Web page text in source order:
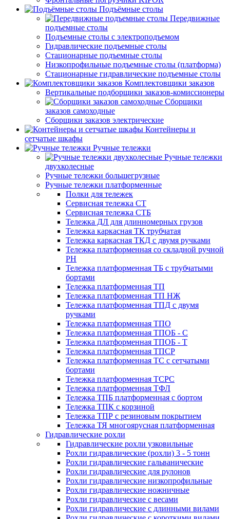
Подъёмные столы
Передвижные
подъемные столы
Подъемные столы с электроподъемом
Гидравлические подъемные столы
Стационарные подъемные столы
Низкопрофильные подъемные столы (платформа)
Стационарные гидравлические подъемные столы
Комплектовщики заказов
Вертикальные подборщики заказов-комиссионеры
Сборщики
заказов самоходные
Сборщики заказов электрические
Контейнеры и
сетчатые шкафы
Ручные тележки
Ручные тележки
двухколесные
Ручные тележки большегрузные
Ручные тележки платформенные
Полки для тележек
Сервисная тележка СТ
Сервисная тележка СТБ
Тележка ДЛ для длинномерных грузов
Тележка каркасная ТК трубчатая
Тележка каркасная ТКД с двумя ручками
Тележка платформенная со складной ручной
PH
Тележка платформенная ТБ с трубчатыми
бортами
Тележка платформенная ТП
Тележка платформенная ТП НЖ
Тележка платформенная ТПД с двумя
ручками
Тележка платформенная ТПО
Тележка платформенная ТПОБ - С
Тележка платформенная ТПОБ - Т
Тележка платформенная ТПСР
Тележка платформенная ТС с сетчатыми
бортами
Тележка платформенная ТСРС
Тележка платформенная ТФЛ
Тележка ТПБ платформенная с бортом
Тележка ТПК с корзиной
Тележка ТПР с резиновым покрытием
Тележка ТЯ многоярусная платформенная
Гидравлические рохли
Гидравлические рохли узковильные
Рохли гидравлические (рохли) 3 - 5 тонн
Рохли гидравлические гальванические
Рохли гидравлические для рулонов
Рохли гидравлические низкопрофильные
Рохли гидравлические ножничные
Рохли гидравлические с весами
Рохли гидравлические с длинными вилами